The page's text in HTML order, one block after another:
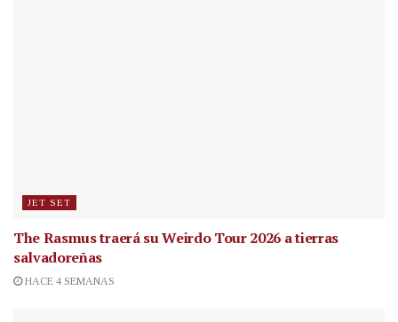
JET SET
The Rasmus traerá su Weirdo Tour 2026 a tierras
salvadoreñas
HACE 4 SEMANAS